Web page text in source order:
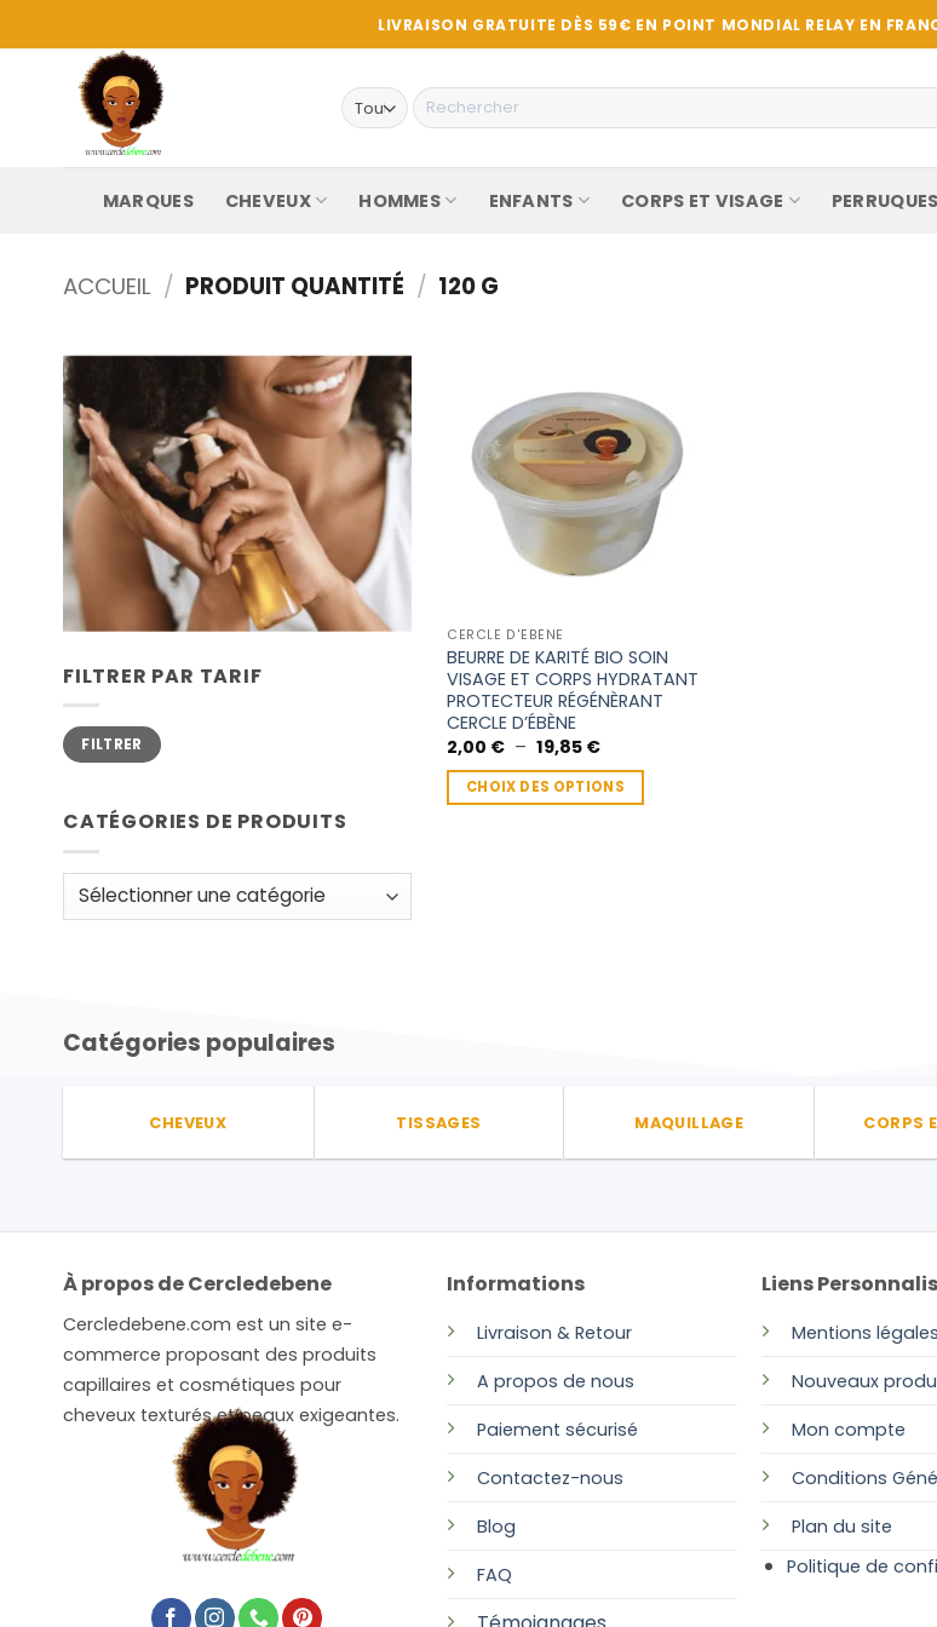
au
LIVRAISON GRATUITE DÈS 59€ EN POINT MONDIAL RELAY EN
Recherche
pour :
MARQUES CHEVEUX HOMMES ENFANTS CORPS ET VISAGE
ACCUEIL / PRODUIT QUANTITÉ / 120 G
FILTRER PAR TARIF
Prix
min
Prix
maxFILTRER
CATÉGORIES DE PRODUITS
CERCLE D'ÉBÈNE
BEURRE DE KARITÉ BIO SOIN
VISAGE ET CORPS HYDRATANT
PROTECTEUR RÉGÉNÈRANT
CERCLE D’ÉBÈNE
2,00 € – 19,85 €Plage
prix :
2,00 €
CHOIX DES OPTIONS
la
Catégories populaires
CHEVEUX TISSAGES MAQUILLAGE CORPS
À propos de Cercledebene
Cercledebene.com est un site e-
commerce proposant des produits
capillaires et cosmétiques pour
cheveux texturés et peaux exigeantes.
Informations
Livraison & Retour
A propos de nous
Paiement sécurisé
Contactez-nous
Blog
FAQ
Liens
Mentions légales
Nouveaux
Mon compte
Conditions
Plan du site
Politique de